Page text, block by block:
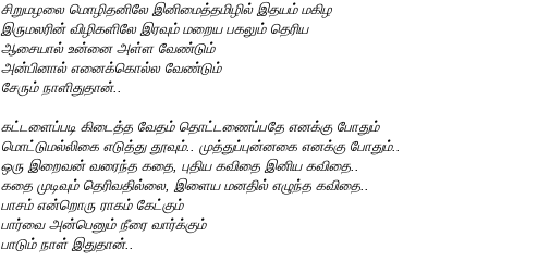
சிறுமழலை மொழிதனிலே இனிமைத்தமிழில் இதயம் மகிழ
இருமலரின் விழிகளிலே இரவும் மறைய பகலும் தெரிய
ஆசையால் உன்னை அள்ள வேண்டும்
அன்பினால் எனைக்கொல்ல வேண்டும்
சேரும் நாளிதுதான்..
கட்டளைப்படி கிடைத்த வேதம் தொட்டணைப்பதே எனக்கு போதும்
மொட்டுமல்லிகை எடுத்து தூவும்.. முத்துப்புன்னகை எனக்கு போதும்..
ஒரு இறைவன் வரைந்த கதை, புதிய கவிதை இனிய கவிதை..
கதை முடிவும் தெரிவதில்லை, இளைய மனதில் எழுந்த கவிதை..
பாசம் என்றொரு ராகம் கேட்கும்
பார்வை அன்பெனும் நீரை வார்க்கும்
பாடும் நாள் இதுதான்..